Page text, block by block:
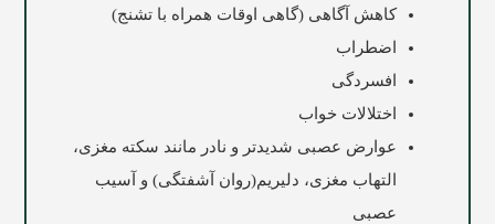
کاهش آگاهی (گاهی اوقات همراه با تشنج)
اضطراب
افسردگی
اختلالات خواب
عوارض عصبی شدیدتر و نادر مانند سکته مغزی،
التهاب مغزی، دلیریم(روان آشفتگی) و آسیب
عصبی